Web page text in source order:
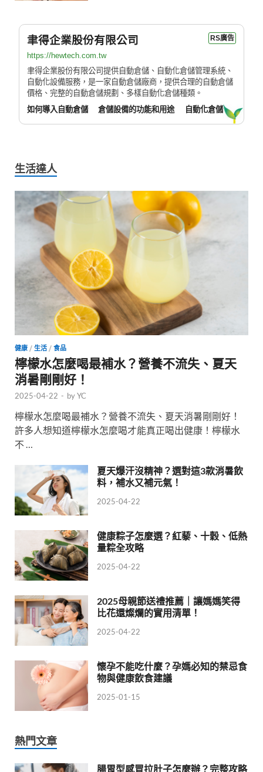
聿得企業股份有限公司 RS廣告
https://hewtech.com.tw
聿得企業股份有限公司提供自動倉儲、自動化倉儲管理系統、
自動化設備服務，是一家自動倉儲廠商，提供合理的自動倉儲
價格、完整的自動倉儲規劃、多樣自動化倉儲種類。
如何導入自動倉儲
倉儲設備的功能和用途 自動化倉儲
生活達人
健康 / 生活 / 食品
檸檬水怎麼喝最補水？營養不流失、夏天
消暑剛剛好！
2025-04-22 - byYC
檸檬水怎麼喝最補水？營養不流失、夏天消暑剛剛好！
許多人想知道檸檬水怎麼喝才能真正喝出健康！檸檬水
不 …
夏天爆汗沒精神？選對這3款消暑飲
料，補水又補元氣！
2025-04-22
健康粽子怎麼選？紅藜、十穀、低熱
量粽全攻略
2025-04-22
2025母親節送禮推薦｜讓媽媽笑得
比花還燦爛的實用清單！
2025-04-22
懷孕不能吃什麼？孕媽必知的禁忌食
物與健康飲食建議
2025-01-15
熱門文章
腸胃型感冒拉肚子怎麼辦？完整攻略